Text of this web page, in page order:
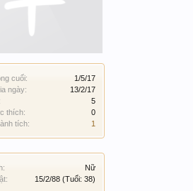
cuối:
1/5/17
ngày:
13/2/17
5
thích:
0
tích:
1
Nữ
15/2/88 (Tuổi: 38)